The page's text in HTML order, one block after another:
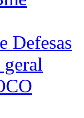
Defesas